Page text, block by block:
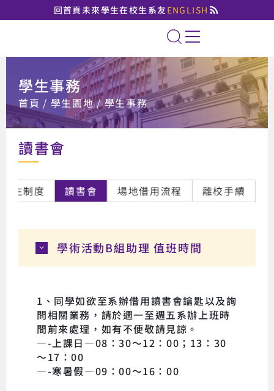
回首頁未來學生在校生系友 ENGLISH
國立臺北大學法律學系
全站搜索
學生事務
:::
首頁 學生園地 學生事務
讀書會
導生制度 讀書會 場地借用流程 離校手續
學術活動B組助理 值班時間
1、同學如欲至系辦借用讀書會鑰匙以及詢
問相關業務，請於週一至週五系辦上班時
間前來處理，如有不便敬請見諒。
—-上課日—08：30～12：00；13：30
～17：00
—-寒暑假—09：00～16：00